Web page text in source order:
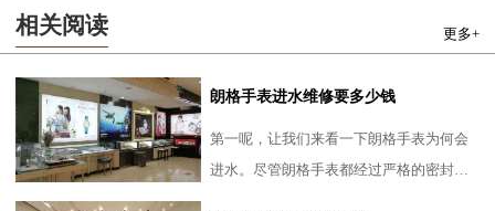
相关阅读 更多+
朗格手表进水维修要多少钱
第一呢，让我们来看一下朗格手表为何会
进水。尽管朗格手表都经过严格的密封处